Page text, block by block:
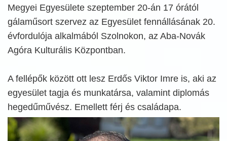
Megyei Egyesülete szeptember 20-án 17 órától
gálaműsort szervez az Egyesület fennállásának 20.
évfordulója alkalmából Szolnokon, az Aba-Novák
Agóra Kulturális Központban.
A fellépők között ott lesz Erdős Viktor Imre is, aki az
egyesület tagja és munkatársa, valamint diplomás
hegedűművész. Emellett férj és családapa.